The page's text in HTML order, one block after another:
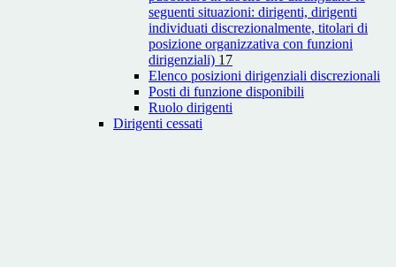
seguenti situazioni: dirigenti, dirigenti
individuati discrezionalmente, titolari di
posizione organizzativa con funzioni
dirigenziali) 17
Elenco posizioni dirigenziali discrezionali
Posti di funzione disponibili
Ruolo dirigenti
Dirigenti cessati